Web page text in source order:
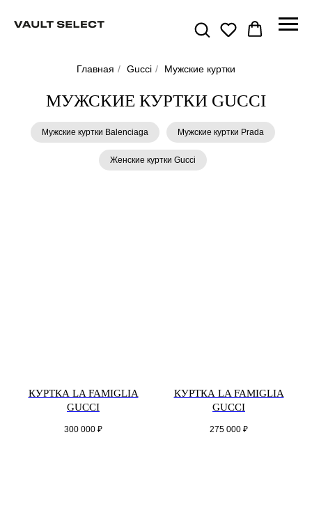
Главная / Gucci / Мужские куртки
МУЖСКИЕ КУРТКИ GUCCI
Мужские куртки Balenciaga Мужские куртки Prada
Женские куртки Gucci
КУРТКА LA FAMIGLIA
GUCCI
300 000 ₽
КУРТКА LA FAMIGLIA
GUCCI
275 000 ₽